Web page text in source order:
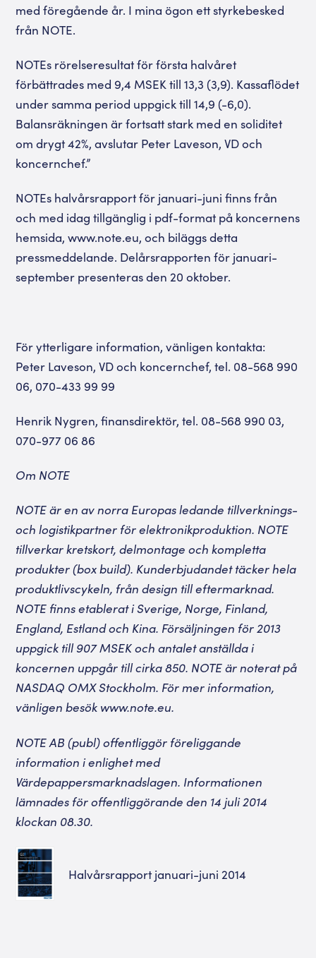
med föregående år. I mina ögon ett styrkebesked
från NOTE.
NOTEs rörelseresultat för första halvåret
förbättrades med 9,4 MSEK till 13,3 (3,9). Kassaflödet
under samma period uppgick till 14,9 (-6,0).
Balansräkningen är fortsatt stark med en soliditet
om drygt 42%, avslutar Peter Laveson, VD och
koncernchef.”
NOTEs halvårsrapport för januari-juni finns från
och med idag tillgänglig i pdf-format på koncernens
hemsida, www.note.eu, och biläggs detta
pressmeddelande. Delårsrapporten för januari-
september presenteras den 20 oktober.
För ytterligare information, vänligen kontakta:
Peter Laveson, VD och koncernchef, tel. 08-568 990
06, 070-433 99 99
Henrik Nygren, finansdirektör, tel. 08-568 990 03,
070-977 06 86
Om NOTE
NOTE är en av norra Europas ledande tillverknings-
och logistikpartner för elektronikproduktion. NOTE
tillverkar kretskort, delmontage och kompletta
produkter (box build). Kunderbjudandet täcker hela
produktlivscykeln, från design till eftermarknad.
NOTE finns etablerat i Sverige, Norge, Finland,
England, Estland och Kina. Försäljningen för 2013
uppgick till 907 MSEK och antalet anställda i
koncernen uppgår till cirka 850. NOTE är noterat på
NASDAQ OMX Stockholm. För mer information,
vänligen besök www.note.eu.
NOTE AB (publ) offentliggör föreliggande
information i enlighet med
Värdepappersmarknadslagen. Informationen
lämnades för offentliggörande den 14 juli 2014
klockan 08.30.
Halvårsrapport januari-juni 2014